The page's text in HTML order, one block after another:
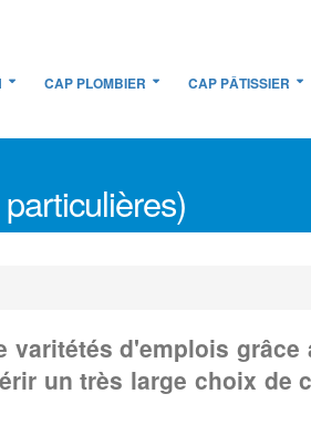
CAP PLOMBIER CAP PÂTISSIER
varitétés d'emplois grâce
un très large choix de